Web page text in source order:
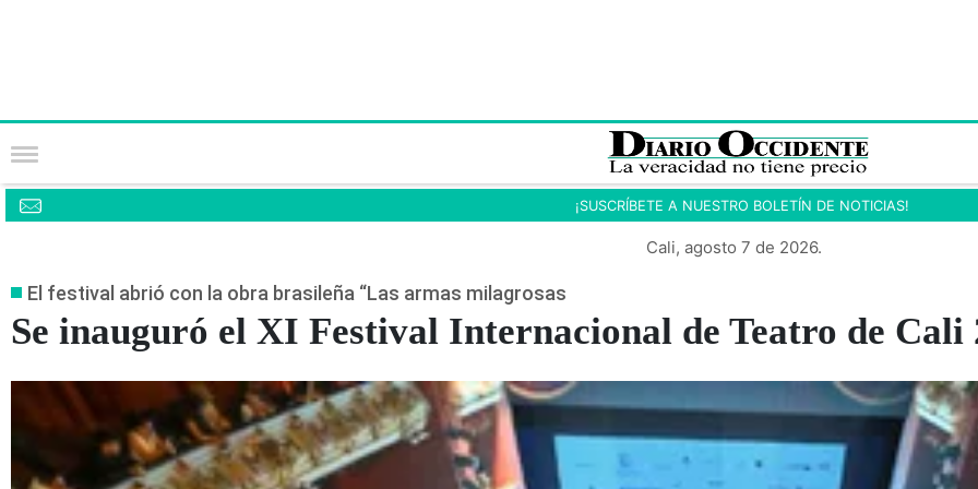
¡SUSCRÍBETE A NUESTRO BOLETÍN DE NOTICIAS!
Cali, agosto 7 de 2026.
El festival abrió con la obra brasileña “Las armas milagrosas
Se inauguró el XI Festival Internacional de Teatro de Cali